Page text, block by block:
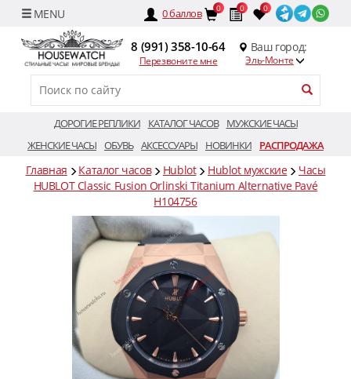
0баллов 0 0 0
8 (991) 358-10-64
Перезвоните мне
Ваш город:
Эль-Монте
ДОРОГИЕ РЕПЛИКИ КАТАЛОГ ЧАСОВ
МУЖСКИЕ ЧАСЫ
ЖЕНСКИЕ ЧАСЫ ОБУВЬ АКСЕССУАРЫ НОВИНКИ РАСПРОДАЖА
Главная Каталог часов Hublot Hublot мужские
Часы
HUBLOT Classic Fusion Orlinski Titanium Alternative Pavé
H104756